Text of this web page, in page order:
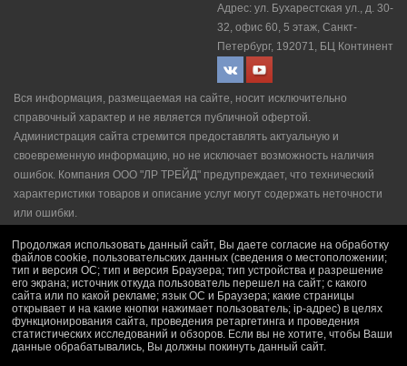
Адрес: ул. Бухарестская ул., д. 30-
32, офис 60, 5 этаж, Санкт-
Петербург, 192071, БЦ Континент
Вся информация, размещаемая на сайте, носит исключительно
справочный характер и не является публичной офертой.
Администрация сайта стремится предоставлять актуальную и
своевременную информацию, но не исключает возможность наличия
ошибок. Компания ООО "ЛР ТРЕЙД" прeдупрeждaeт, что технический
характеристики товаров и описание услуг могут содержать неточности
или ошибки.
Политика рекламной рассылки|Правила продажи
Продолжая использовать данный сайт, Вы даете согласие на обработку
файлов cookie, пользовательских данных (сведения о местоположении;
тип и версия ОС; тип и версия Браузера; тип устройства и разрешение
его экрана; источник откуда пользователь перешел на сайт; с какого
сайта или по какой рекламе; язык ОС и Браузера; какие страницы
открывает и на какие кнопки нажимает пользователь; ip-адрес) в целях
функционирования сайта, проведения ретаргетинга и проведения
статистических исследований и обзоров. Если вы не хотите, чтобы Ваши
данные обрабатывались, Вы должны покинуть данный сайт.